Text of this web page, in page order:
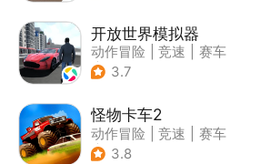
开放世界模拟器
动作冒险 竞速
赛车
| 开放世界
3.7
怪物卡车2
动作冒险 竞速
赛车
| 卡通
3.8